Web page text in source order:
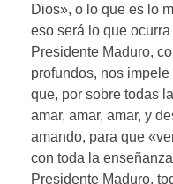
Dios», o lo que es lo
eso será lo que
Presidente Maduro,
profundos, nos
que, por sobre todas
amar, amar, amar, y
amando, para que
con toda la
Presidente Maduro,